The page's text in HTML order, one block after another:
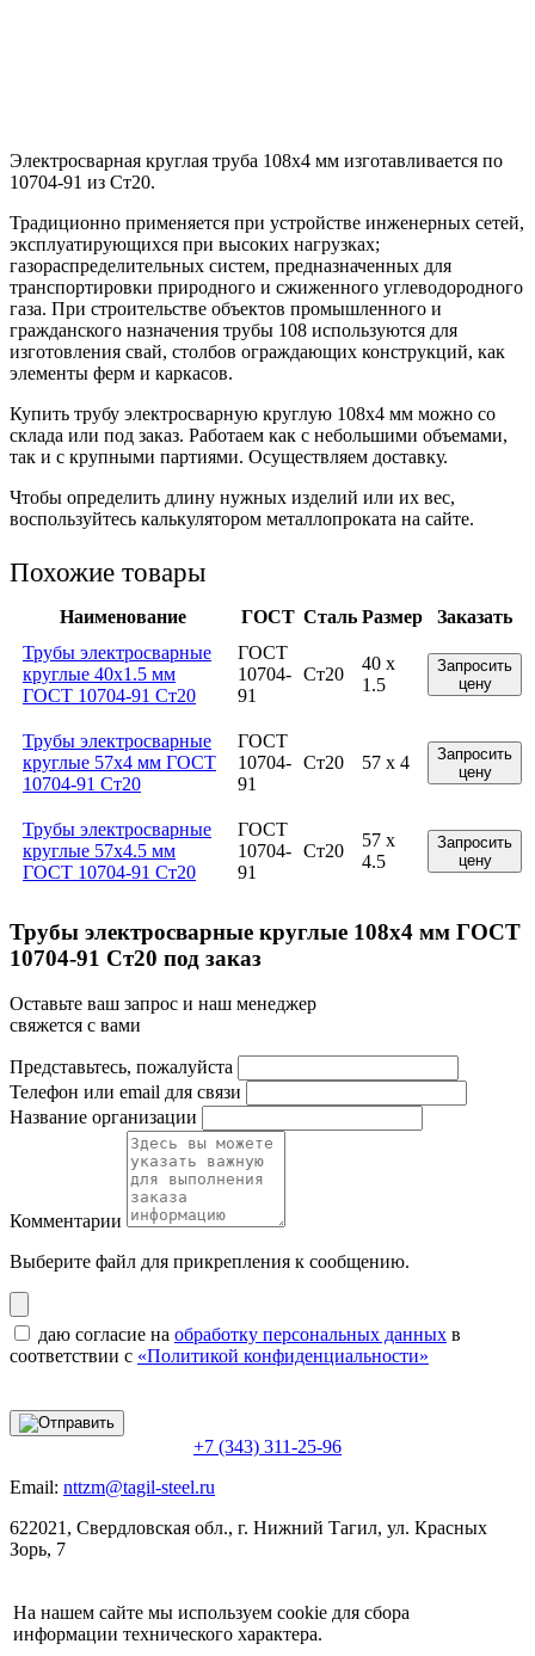
Электросварная круглая труба 108х4 мм изготавливается по
10704-91 из Ст20.
Традиционно применяется при устройстве инженерных сетей,
эксплуатирующихся при высоких нагрузках;
газораспределительных систем, предназначенных для
транспортировки природного и сжиженного углеводородного
газа. При строительстве объектов промышленного и
гражданского назначения трубы 108 используются для
изготовления свай, столбов ограждающих конструкций, как
элементы ферм и каркасов.
Купить трубу электросварную круглую 108х4 мм можно со
склада или под заказ. Работаем как с небольшими объемами,
так и с крупными партиями. Осуществляем доставку.
Чтобы определить длину нужных изделий или их вес,
воспользуйтесь калькулятором металлопроката на сайте.
Похожие товары
Наименование ГОСТ Сталь Размер
Заказать
Трубы электросварные
круглые 40x1.5 мм
ГОСТ 10704-91 Ст20
ГОСТ
10704-
91
Ст20
40 x
1.5
Запросить
цену
Трубы электросварные
круглые 57x4 мм ГОСТ
10704-91 Ст20
ГОСТ
10704-
91
Ст20 57 x 4
Запросить
цену
Трубы электросварные
круглые 57x4.5 мм
ГОСТ 10704-91 Ст20
ГОСТ
10704-
91
Ст20
57 x
4.5
Запросить
цену
Трубы электросварные круглые 108x4 мм ГОСТ
10704-91 Ст20 под заказ
Оставьте ваш запрос и наш менеджер
свяжется с вами
Представьтесь, пожалуйста
Телефон или email для связи
Название организации
Комментарии
Выберите файл для прикрепления к сообщению.
даю согласие на обработку персональных данных в
соответствии с «Политикой конфиденциальности»
+7 (343) 311-25-96
Email: nttzm@tagil-steel.ru
622021, Свердловская обл., г. Нижний Тагил, ул. Красных
Зорь, 7
На нашем сайте мы используем cookie для сбора
информации технического характера.